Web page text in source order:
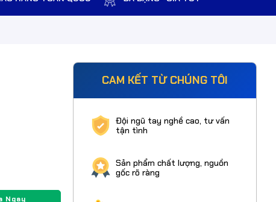
Ngay
CAM KẾT TỪ CHÚNG TÔI
Đội ngũ tay nghề cao, tư vấn
tận tình
Sản phẩm chất lượng, nguồn
gốc rõ ràng